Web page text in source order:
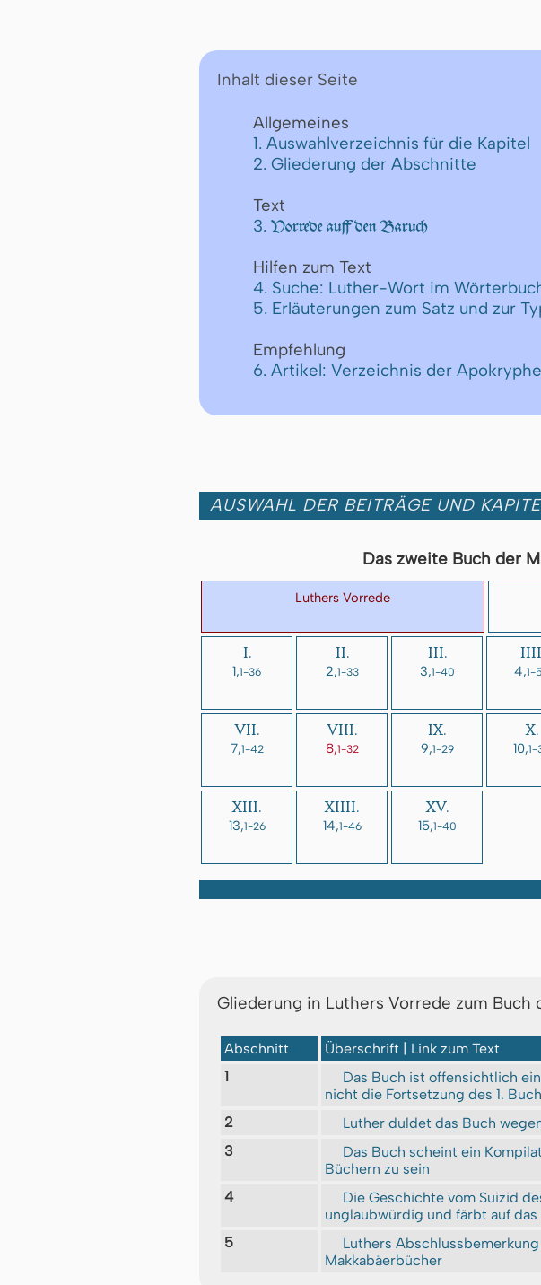
Inhalt dieser Seite
Allgemeines
1. Auswahlverzeichnis für die Kapitel
2. Gliederung der Abschnitte
Text
3. Vorrede auff den Baruch
Hilfen zum Text
4. Suche: Luther-Wort im
5. Erläuterungen zum Satz und zur
Empfehlung
6. Artikel: Verzeichnis der
AUSWAHL DER BEITRÄGE UND
Das zweite Buch der
Luthers Vorrede
I.
1,1-36
II.
2,1-33
III.
3,1-40
4,1-
VII.
7,1-42
VIII.
8,1-32
IX.
9,1-29
X.
10,1-
XIII.
13,1-26
XIIII.
14,1-46
XV.
15,1-40
Gliederung in Luthers Vorrede zum Buch
Abschnitt
Überschrift | Link zum Text
1
Das Buch ist offensichtlich
nicht die Fortsetzung des 1.
2
Luther duldet das Buch
3
Das Buch scheint ein
Büchern zu sein
4
Die Geschichte vom Suizid
unglaubwürdig und färbt auf das
5
Luthers
Makkabäerbücher